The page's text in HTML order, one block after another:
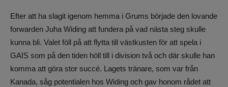
Efter att ha slagit igenom hemma i Grums började den lovande
forwarden Juha Widing att fundera på vad nästa steg skulle
kunna bli. Valet föll på att flytta till västkusten för att spela i
GAIS som på den tiden höll till i division två och där skulle han
komma att göra stor succé. Lagets tränare, som var från
Kanada, såg potentialen hos Widing och gav honom rådet att